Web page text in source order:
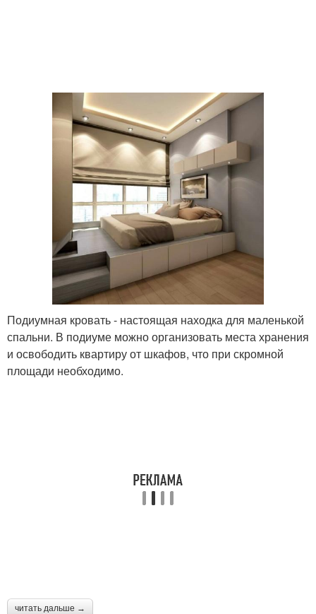
Подиумная кровать - настоящая находка для маленькой
спальни. В подиуме можно организовать места хранения
и освободить квартиру от шкафов, что при скромной
площади необходимо.
читать дальше →